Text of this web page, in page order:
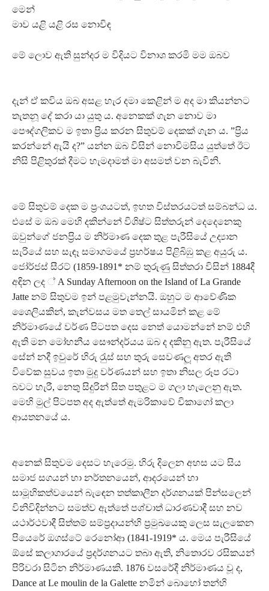
මෙන්
මාව යළි යළි රස නොවිඳ
මේ ලොව ඇති සුන්දර ම විදියට විනාශ කරමි මම ඔබව
දැන් ඒ කවිය ඔබ අසළ හැර දමා කෙළින් ම අද මා කියන්නට
තැතනූ දේ කරා යා යුතු ය. අනෙකක් ගැන නොව මා
පෞද්ගලිකව ම ඉතා ප‍්‍රිය කරන සිතුවම් දෙකක් ගැන ය. ”ප‍්‍රිය
කරන්නේ ඇයි ද?” යන්න ඔබ විසින් නොවිමසිය යුත්තේ ඊට
නිසි පිළිතුරක් දීමට හැමදාමත් මා අසමත් වන බැවිනි.
මේ සිතුවම් දෙක ම ප‍්‍රංශයටත්, ඉහත විස්තරයටත් සම්බන්ධ ය.
එසේ ම ඔබ මෙහි දකින්නේ විශිෂ්ට සිත්තරුන් දෙදෙනෙකු
ඔවුන්ගේ ජනප‍්‍රිය ම නිර්මාණ දෙක තුළ පැරීසියේ උද්‍යාන
සැරියේ සහ සැඳෑ සමාගමයේ ප‍්‍රහර්ෂය පිළිබිඹු කළ අයුරු ය.
ජෝර්ජස් සීරට් (1859-1891* නම් තුරුණු සිත්තරා විසින් 1884දී
අඳින ලද ් A Sunday Afternoon on the Island of La Grande
Jatte නම් සිතුවම ඉන් පළමුවැන්නයි. ඔහුට ම ආවේණික
ශෛලියකින්, කැන්වසය මත තෙල් සායමින් කළ මේ
නිර්මාණයේ වර්ණ පිටපත දෙස නෙත් යොමන්නේ නම් එහි
ඇති මන මෝහනීය සෞන්දර්යය ඔබ ද දකිනු ඇත. පැරීසියේ
සේන් නදී ඉවුරේ හිරු රැුස් සහ තුරු සෙවණලූ අතර ඇති
විවේක සුවය ඉතා මුදු වර්ණයන් සහ ඉතා නිසල රූප රටා
බවට හැරී, නෙතු සිදුරින් සිත පතුළට ම ගලා හැලෙනු ඇත.
මෙහි මුල් පිටපත අද ඇත්තේ ඇමරිකාවේ චිකාගෝ කලා
ආයතනයේ ය.
අනෙක් සිතුවම දෙසට හැරෙමු. හිරු දිලෙන අහස යට සිය
සමාජ සගයන් හා නර්තනයෙන්, ආදරයෙන් හා
සාමූහිකත්වයෙන් බැඳෙන තත්කාලීන දර්ශනයක් පින්සලෙන්
විනිවිදින්නට සමත්ව ඇත්තේ පශ්චාත් ධාරණවාදී සහ නව
යථාර්ථවාදී සිත්තම් සම්ප‍්‍රදායන්හි ප‍්‍රමුඛයෙකු ලෙස සැලකෙන
පියෙරේ ඔගස්ටේ රෙනෝආ (1841-1919* ය. මෙය පැරීසියේ
ඕසේ කලාගාරයේ ප‍්‍රදර්ශනයට තබා ඇති, නිතොරව රසිකයන්
පිරිවරා සිටින නිර්මාණයකි. 1876 වසරේදී නිර්මාණය වූ ද,
Dance at Le moulin de la Galette නමින් බොහෝ තන්හි